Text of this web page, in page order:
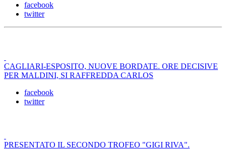
facebook
twitter
CAGLIARI-ESPOSITO, NUOVE BORDATE. ORE DECISIVE
PER MALDINI, SI RAFFREDDA CARLOS
facebook
twitter
PRESENTATO IL SECONDO TROFEO "GIGI RIVA".